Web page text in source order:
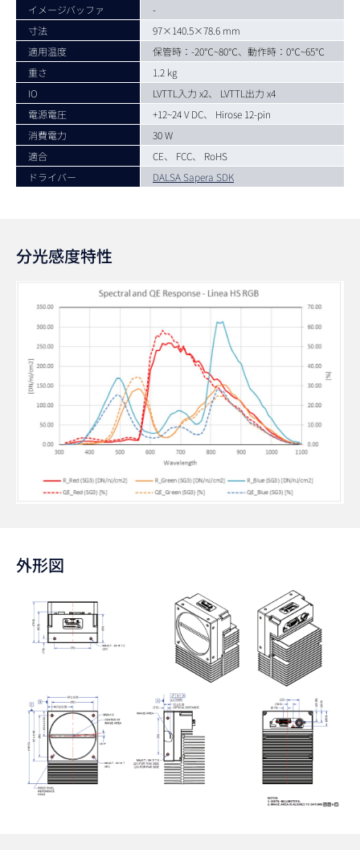
イメージバッファ
-
寸法
97×140.5×78.6 mm
適用温度
保管時：-20℃~80℃、動作時：0℃~65℃
重さ
1.2 kg
IO
LVTTL入力 x2、 LVTTL出力 x4
電源電圧
+12~24 V DC、 Hirose 12-pin
消費電力
30 W
適合
CE、 FCC、 RoHS
ドライバー
DALSA Sapera SDK
分光感度特性
外形図